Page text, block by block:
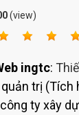
(view)
ingtc:
trị (Tích
ty xây